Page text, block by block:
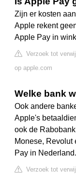
Zijn er kosten
Apple rekent
Apple Pay in
Verzoek tot
op apple.com
Welke bank
Ook andere
Apple's
ook de
Monese, Revolut
Pay in Nederland.
Verzoek tot